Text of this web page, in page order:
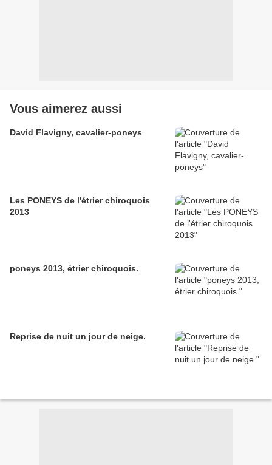
Vous aimerez aussi
David Flavigny, cavalier-poneys
Les PONEYS de l'étrier chiroquois
2013
poneys 2013, étrier chiroquois.
Reprise de nuit un jour de neige.